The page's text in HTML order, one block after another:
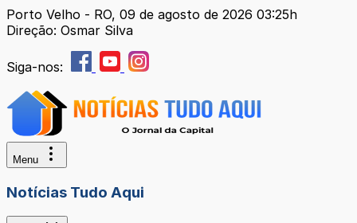
Porto Velho - RO, 09 de agosto de 2026 03:25h
Direção: Osmar Silva
Siga-nos:
Menu
Notícias Tudo Aqui